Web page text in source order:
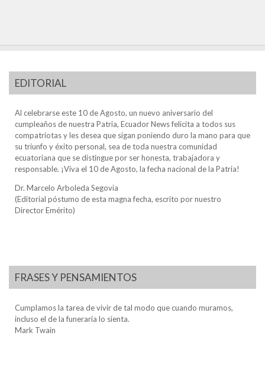
EDITORIAL
Al celebrarse este 10 de Agosto, un nuevo aniversario del
cumpleaños de nuestra Patria, Ecuador News felicita a todos sus
compatriotas y les desea que sigan poniendo duro la mano para que
su triunfo y éxito personal, sea de toda nuestra comunidad
ecuatoriana que se distingue por ser honesta, trabajadora y
responsable. ¡Viva el 10 de Agosto, la fecha nacional de la Patria!
Dr. Marcelo Arboleda Segovia
(Editorial póstumo de esta magna fecha, escrito por nuestro
Director Emérito)
FRASES Y PENSAMIENTOS
Cumplamos la tarea de vivir de tal modo que cuando muramos,
incluso el de la funeraria lo sienta.
Mark Twain